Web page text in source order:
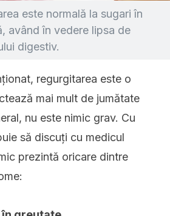
este normală la sugari în
având în vedere lipsa de
digestiv.
regurgitarea este o
mai mult de jumătate
nu este nimic grav. Cu
să discuți cu medicul
prezintă oricare dintre